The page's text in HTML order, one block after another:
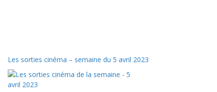
Les sorties cinéma – semaine du 5 avril 2023